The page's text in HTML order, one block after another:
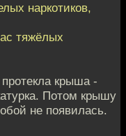
наркотиков,
тяжёлых
крыша -
Потом крышу
не появилась.